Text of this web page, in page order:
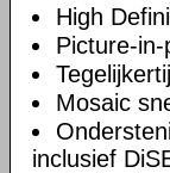
High
Picture-
Mosaic
inclusief